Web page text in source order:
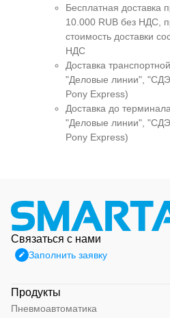
Бесплатная доставка
10.000 RUB без НДС,
стоимость доставки
НДС
Доставка
"Деловые линии",
Pony Express)
Доставка до
"Деловые линии",
Pony Express)
Связаться с нами
Заполнить заявку
Продукты
Пневмоавтоматика